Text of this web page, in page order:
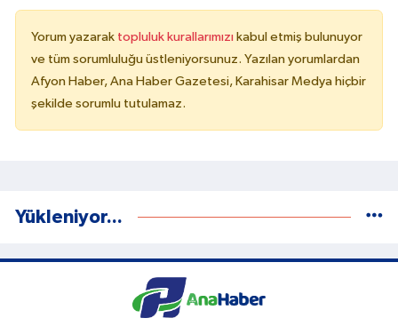
Yorum yazarak topluluk kurallarımızı kabul etmiş bulunuyor
ve tüm sorumluluğu üstleniyorsunuz. Yazılan yorumlardan
Afyon Haber, Ana Haber Gazetesi, Karahisar Medya hiçbir
şekilde sorumlu tutulamaz.
Yükleniyor...